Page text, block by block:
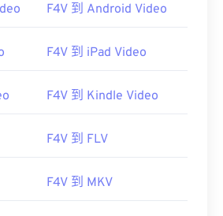
F4V 到 Android Video
F4V 到 iPad Video
F4V 到 Kindle Video
F4V 到 FLV
F4V 到 MKV